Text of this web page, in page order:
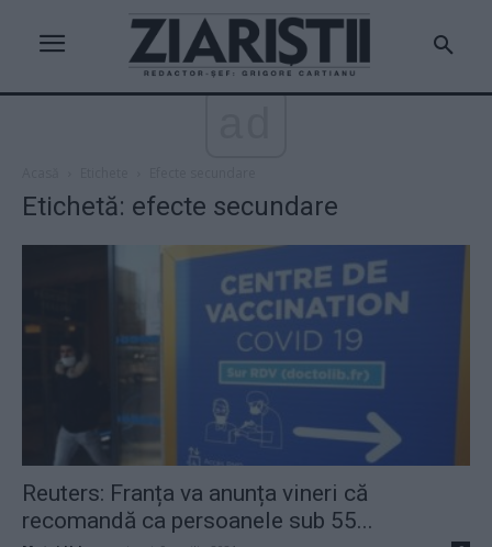
Etichetă: efecte secundare
Reuters: Franța va anunța vineri că
recomandă ca persoanele sub 55...